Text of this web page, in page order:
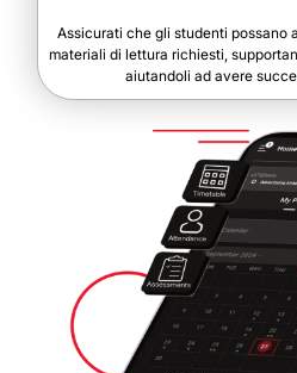
Assicurati che gli studenti possano
materiali di lettura richiesti,
aiutandoli ad avere